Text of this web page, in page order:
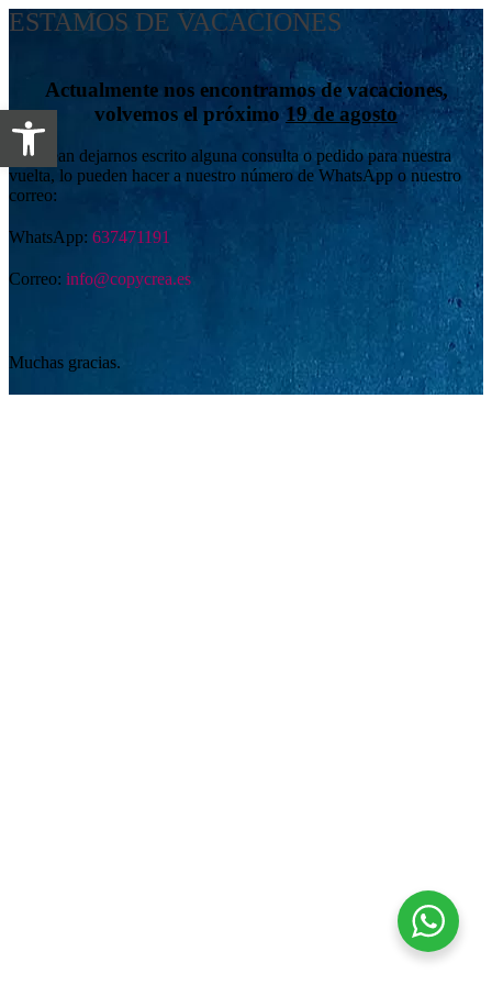
ESTAMOS DE VACACIONES
Actualmente nos encontramos de vacaciones,
volvemos el próximo 19 de agosto
Si desean dejarnos escrito alguna consulta o pedido para nuestra
vuelta, lo pueden hacer a nuestro número de WhatsApp o nuestro
correo:
WhatsApp: 637471191
Correo: info@copycrea.es
Muchas gracias.
Abrir barra de herramientas